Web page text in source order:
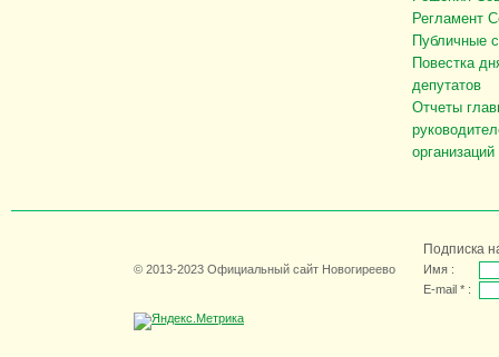
Регламент
Публичные
Повестка
депутатов
Отчеты
организаций
© 2013-2023 Официальный сайт Новогиреево
Подписка
Имя :
E-mail * :